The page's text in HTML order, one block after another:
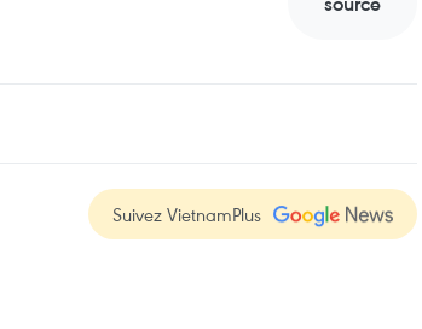
Suivez VietnamPlus